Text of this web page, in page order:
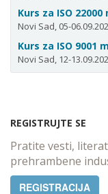
Kurs za ISO
Novi Sad, 05-
Kurs za ISO 9001
Novi Sad, 12-
REGISTRUJTE SE
Pratite vesti,
prehrambene
REGISTRACIJA